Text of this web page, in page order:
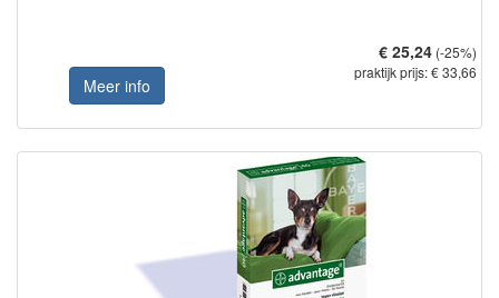
Meer info
€ 25,24 (-25%)
praktijk prijs: € 33,66